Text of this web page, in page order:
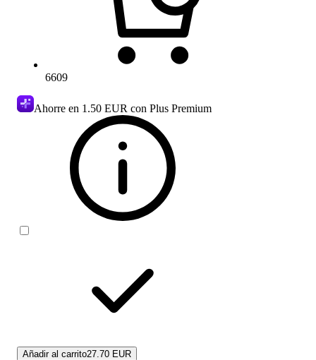
6609
Ahorre en 1.50 EUR con Plus Premium
Añadir al carrito27.70 EUR